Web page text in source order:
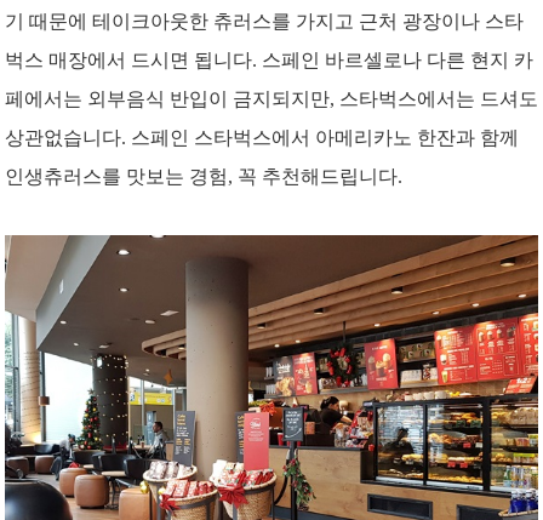
기 때문에 테이크아웃한 츄러스를 가지고 근처 광장이나 스타
벅스 매장에서 드시면 됩니다. 스페인 바르셀로나 다른 현지 카
페에서는 외부음식 반입이 금지되지만, 스타벅스에서는 드셔도
상관없습니다. 스페인 스타벅스에서 아메리카노 한잔과 함께
인생츄러스를 맛보는 경험, 꼭 추천해드립니다.